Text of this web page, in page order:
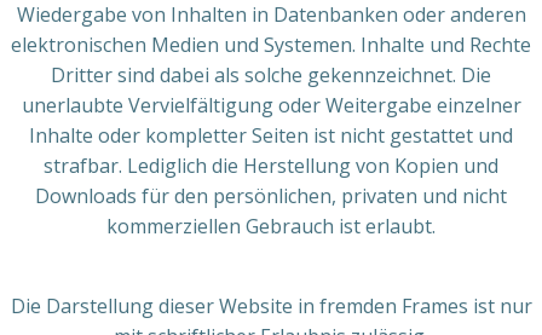
Wiedergabe von Inhalten in Datenbanken oder anderen
elektronischen Medien und Systemen. Inhalte und Rechte
Dritter sind dabei als solche gekennzeichnet. Die
unerlaubte Vervielfältigung oder Weitergabe einzelner
Inhalte oder kompletter Seiten ist nicht gestattet und
strafbar. Lediglich die Herstellung von Kopien und
Downloads für den persönlichen, privaten und nicht
kommerziellen Gebrauch ist erlaubt.
Die Darstellung dieser Website in fremden Frames ist nur